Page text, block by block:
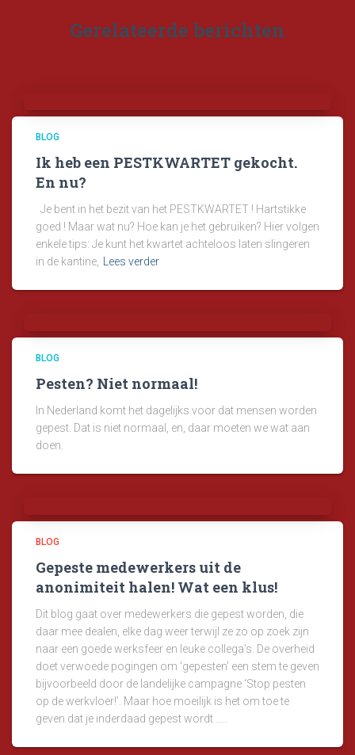
Gerelateerde berichten
BLOG
Ik heb een PESTKWARTET gekocht.
En nu?
Je bent in het bezit van het PESTKWARTET ! Hartstikke
goed ! Maar wat nu? Hoe kan je het gebruiken? Hier volgen
enkele tips: Je kunt het kwartet achteloos laten slingeren
in de kantine,
Lees verder
BLOG
Pesten? Niet normaal!
In Nederland komt het dagelijks voor dat mensen worden
gepest. Dat is niet normaal, en, daar moeten we wat aan
doen.
BLOG
Gepeste medewerkers uit de
anonimiteit halen! Wat een klus!
Dit blog gaat over medewerkers die gepest worden, die
daar mee dealen, elke dag weer terwijl ze zo op zoek zijn
naar een goede werksfeer en leuke collega’s. De overheid
doet verwoede pogingen om ‘gepesten’ een stem te geven
bijvoorbeeld door de landelijke campagne ‘Stop pesten
op de werkvloer!’. Maar hoe moeilijk is het om toe te
geven dat je inderdaad gepest wordt …..